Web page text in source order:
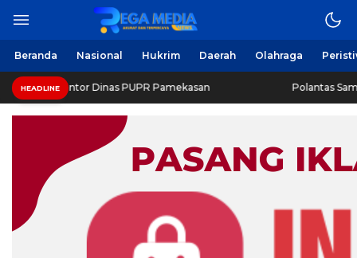
Regamedianews.com
Berita Harian Online
Beranda Nasional Hukrim Daerah Olahraga
HEADLINEKantor Dinas PUPR Pamekasan Polantas